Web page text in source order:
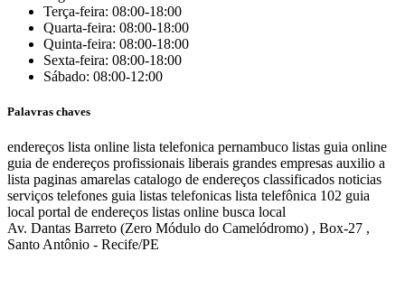
Terça-feira: 08:00-18:00
Quarta-feira: 08:00-18:00
Quinta-feira: 08:00-18:00
Sexta-feira: 08:00-18:00
Sábado: 08:00-12:00
Palavras chaves
endereços lista online lista telefonica pernambuco listas guia online
guia de endereços profissionais liberais grandes empresas auxilio a
lista paginas amarelas catalogo de endereços classificados noticias
serviços telefones guia listas telefonicas lista telefônica 102 guia
local portal de endereços listas online busca local
Av. Dantas Barreto (Zero Módulo do Camelódromo) , Box-27 ,
Santo Antônio - Recife/PE